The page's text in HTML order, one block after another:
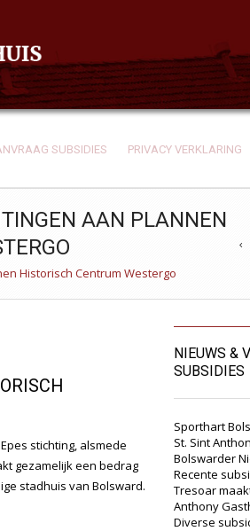
SUBSIDIES PRIVACY VERKLARING
AAN PLANNEN
Historisch Centrum Westergo
stichting, alsmede
gezamelijk een bedrag
stadhuis van Bolsward.
NIEUWS &
SUBSIDIES
Sporthart
St. Sint
Bolswarder
Recente
Tresoar
Anthony
Diverse